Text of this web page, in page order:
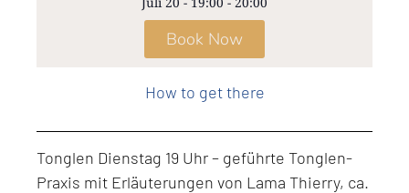
Book Now
How to get there
Tonglen Dienstag 19 Uhr – geführte Tonglen-
Praxis mit Erläuterungen von Lama Thierry, ca.